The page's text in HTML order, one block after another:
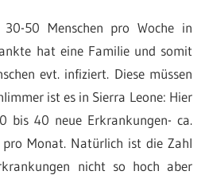
50 Menschen pro Woche in
hat eine Familie und somit
evt. infiziert. Diese müssen
ist es in Sierra Leone: Hier
bis 40 neue Erkrankungen- ca.
Monat. Natürlich ist die Zahl
nicht so hoch aber